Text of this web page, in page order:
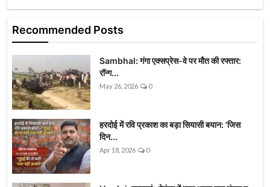
Recommended Posts
Sambhal: गंगा एक्सप्रेस-वे पर मौत की रफ्तार:
रॉन्ग...
May 26, 2026 0
हरदोई में रवि प्रकाश का बड़ा सियासी बयान: 'जिस
दिन...
Apr 18, 2026 0